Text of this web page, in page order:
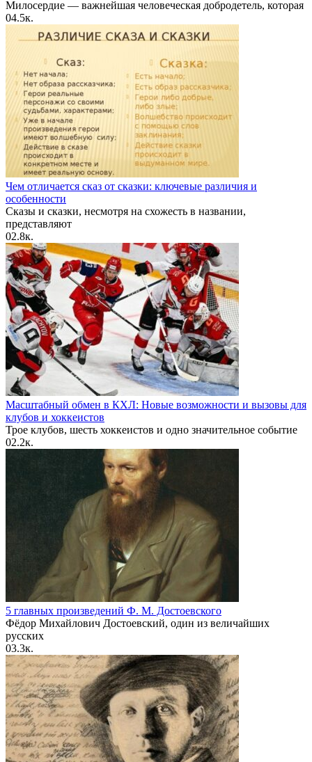
Милосердие — важнейшая человеческая добродетель, которая
04.5к.
Чем отличается сказ от сказки: ключевые различия и
особенности
Сказы и сказки, несмотря на схожесть в названии,
представляют
02.8к.
Масштабный обмен в КХЛ: Новые возможности и вызовы для
клубов и хоккеистов
Трое клубов, шесть хоккеистов и одно значительное событие
02.2к.
5 главных произведений Ф. М. Достоевского
Фёдор Михайлович Достоевский, один из величайших
русских
03.3к.